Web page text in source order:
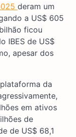
deram um
a US$ 605
ficou
IBES de US$
apesar dos
da
em ativos
de
de US$ 68,1